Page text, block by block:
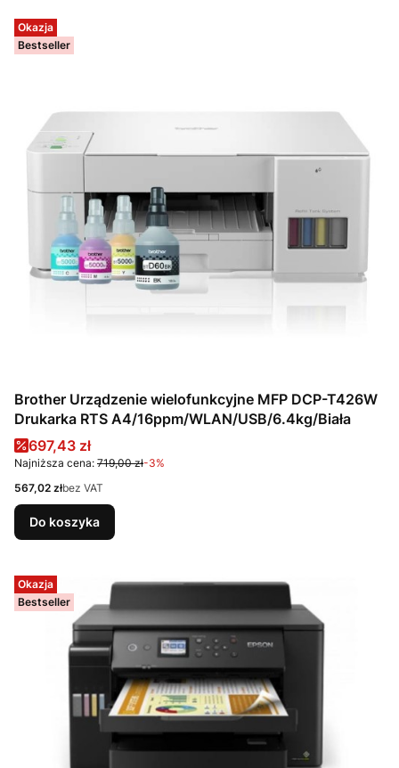
Okazja
Bestseller
Brother Urządzenie wielofunkcyjne MFP DCP-T426W
Drukarka RTS A4/16ppm/WLAN/USB/6.4kg/Biała
Cena promocyjna
697,43 zł
Najniższa cena: 719,00 zł-3%
Cena
567,02 złbez VAT
Do koszyka
Okazja
Bestseller